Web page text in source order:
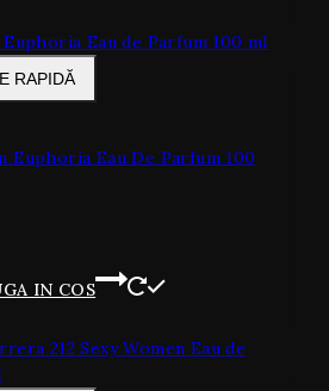
RAPIDĂ
Euphoria Eau De Parfum 100
IN COS